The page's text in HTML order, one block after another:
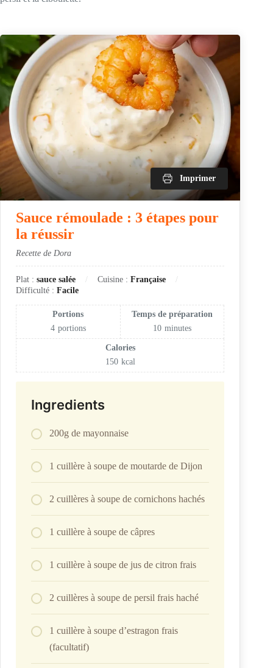
Imprimer
Sauce rémoulade : 3 étapes pour
la réussir
Recette de Dora
Plat : sauce salée Cuisine : Française
Difficulté : Facile
Portions
4 portions
Temps de préparation
10 minutes
Calories
150 kcal
Ingredients
200g de mayonnaise
1 cuillère à soupe de moutarde de Dijon
2 cuillères à soupe de cornichons hachés
1 cuillère à soupe de câpres
1 cuillère à soupe de jus de citron frais
2 cuillères à soupe de persil frais haché
1 cuillère à soupe d’estragon frais
(facultatif)